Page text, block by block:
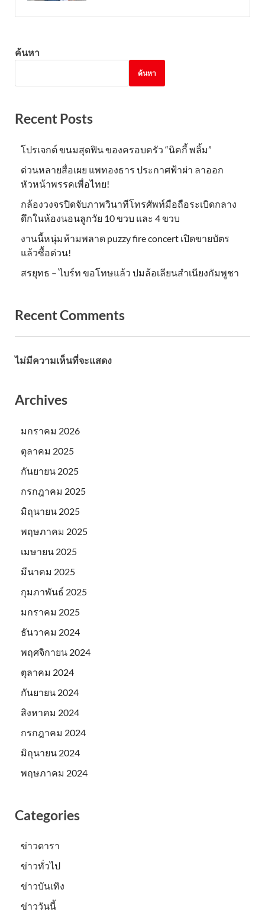
ค้นหา
ค้นหา
Recent Posts
โปรเจกต์ ขนมสุดฟิน ของครอบครัว “นิคกี้ พลิ้ม”
ด่วนหลายสื่อเผย แพทองธาร ประกาศฟ้าผ่า ลาออก
หัวหน้าพรรคเพื่อไทย!
กล้องวงจรปิดจับภาพวินาทีโทรศัพท์มือถือระเบิดกลาง
ดึกในห้องนอนลูกวัย 10 ขวบ และ 4 ขวบ
งานนี้หนุ่มห้ามพลาด puzzy fire concert เปิดขายบัตร
แล้วซื้อด่วน!
สรยุทธ – ไบร์ท ขอโทษแล้ว ปมล้อเลียนสำเนียงกัมพูชา
Recent Comments
ไม่มีความเห็นที่จะแสดง
Archives
มกราคม 2026
ตุลาคม 2025
กันยายน 2025
กรกฎาคม 2025
มิถุนายน 2025
พฤษภาคม 2025
เมษายน 2025
มีนาคม 2025
กุมภาพันธ์ 2025
มกราคม 2025
ธันวาคม 2024
พฤศจิกายน 2024
ตุลาคม 2024
กันยายน 2024
สิงหาคม 2024
กรกฎาคม 2024
มิถุนายน 2024
พฤษภาคม 2024
Categories
ข่าวดารา
ข่าวทั่วไป
ข่าวบันเทิง
ข่าววันนี้